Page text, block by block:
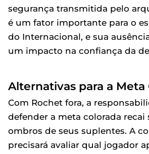
segurança transmitida pelo
é um fator importante para o
do Internacional, e sua
um impacto na confiança da
Alternativas para a Meta
Com Rochet fora, a
defender a meta colorada recai
ombros de seus suplentes. A
precisará avaliar qual jogador